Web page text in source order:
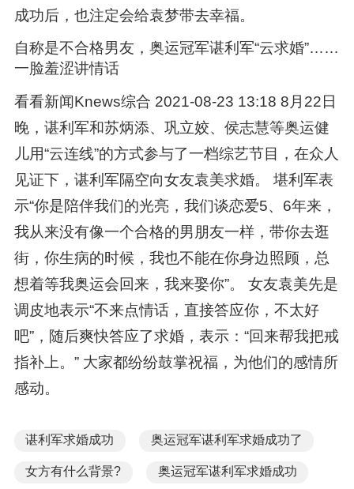
成功后，也注定会给袁梦带去幸福。
自称是不合格男友，奥运冠军谌利军“云求婚”……
一脸羞涩讲情话
看看新闻Knews综合 2021-08-23 13:18 8月22日
晚，谌利军和苏炳添、巩立姣、侯志慧等奥运健
儿用“云连线”的方式参与了一档综艺节目，在众人
见证下，谌利军隔空向女友袁美求婚。 堪利军表
示“你是陪伴我们的光亮，我们谈恋爱5、6年来，
我从来没有像一个合格的男朋友一样，带你去逛
街，你生病的时候，我也不能在你身边照顾，总
想着等我奥运会回来，我来娶你”。 女友袁美先是
调皮地表示“不来点情话，直接答应你，不太好
吧”，随后爽快答应了求婚，表示：“回来帮我把戒
指补上。” 大家都纷纷鼓掌祝福，为他们的感情所
感动。
谌利军求婚成功 奥运冠军谌利军求婚成功了
女方有什么背景? 奥运冠军谌利军求婚成功